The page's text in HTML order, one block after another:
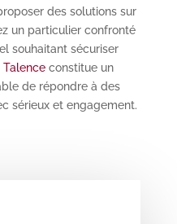
des solutions sur
un particulier confronté
souhaitant sécuriser
constitue un
de répondre à des
sérieux et engagement.